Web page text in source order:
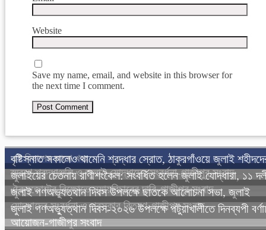
Website
Save my name, email, and website in this browser for
the next time I comment.
এই বিভাগের আরো খবর
বৃষ্টিস্নাত সকালেও থামেনি শ্রদ্ধার স্রোত, ঠাকুরগাঁওয়ে জুলাই
স্মরণে শ্রদ্ধাঞ্জলি ও জুলাই যোদ্ধাদের সংবর্ধনা-গাজীপুর সংবাদ
জুলাইয়ের চেতনায় রাণীশংকৈল: সংবর্ধিত হলেন জুলাই যোদ্ধারা, ১১
ঐক্যজোটের বিক্ষোভে ন্যায়বিচারের দাবি-গাজীপুর সংবাদ
জুলাই গণঅভ্যুত্থান দিবস উপলক্ষে ছাতকে আলোচনা সভা, জুলাই
যোদ্ধাদের সংবর্ধনা ও পুরস্কার বিতরণ-গাজীপুর সংবাদ
জুলাই গণঅভ্যুত্থান দিবস-২০২৬ উপলক্ষে পটুয়াখালীতে দিনব্যপী
আয়োজন-গাজীপুর সংবাদ